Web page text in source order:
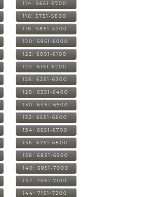
114: 5651-5700
116: 5751-5800
118: 5851-5900
120: 5951-6000
122: 6051-6100
124: 6151-6200
126: 6251-6300
128: 6351-6400
130: 6451-6500
132: 6551-6600
134: 6651-6700
136: 6751-6800
138: 6851-6900
140: 6951-7000
142: 7051-7100
144: 7151-7200